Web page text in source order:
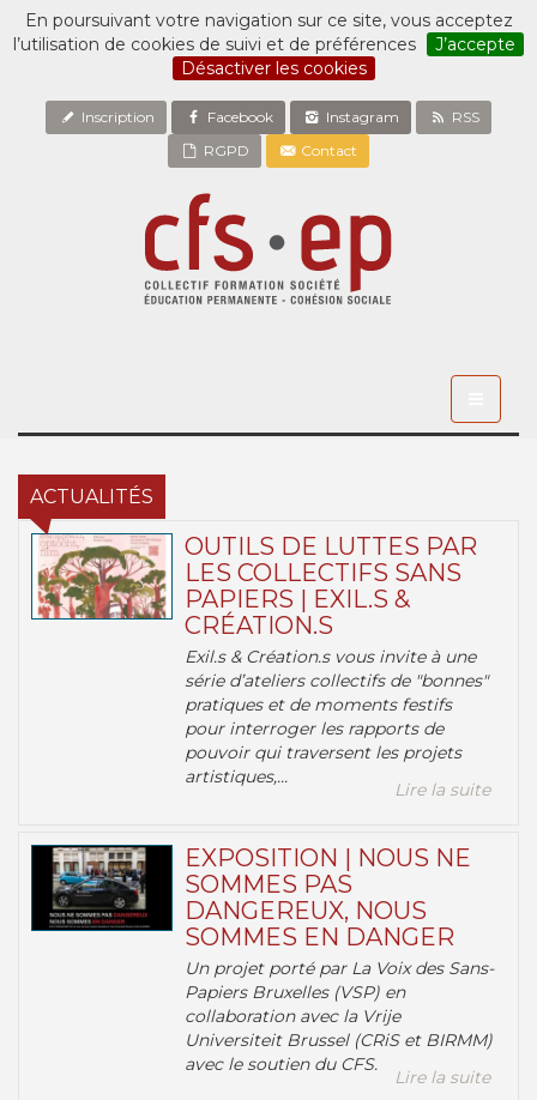
En poursuivant votre navigation sur ce site, vous acceptez
l’utilisation de cookies de suivi et de préférences
J’accepte
Désactiver les cookies
Inscription Facebook Instagram
RSS
RGPD
Contact
ACTUALITÉS
OUTILS DE LUTTES PAR
LES COLLECTIFS SANS
PAPIERS | EXIL.S &
CRÉATION.S
Exil.s & Création.s vous invite à une
série d’ateliers collectifs de "bonnes"
pratiques et de moments festifs
pour interroger les rapports de
pouvoir qui traversent les projets
artistiques,...
Lire la suite
EXPOSITION | NOUS NE
SOMMES PAS
DANGEREUX, NOUS
SOMMES EN DANGER
Un projet porté par La Voix des Sans-
Papiers Bruxelles (VSP) en
collaboration avec la Vrije
Universiteit Brussel (CRiS et BIRMM)
avec le soutien du CFS.
Lire la suite